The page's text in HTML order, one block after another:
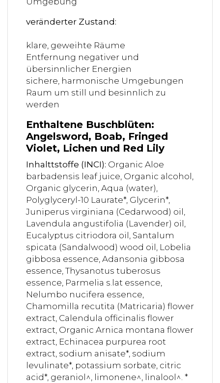
veränderter Zustand:
klare, geweihte Räume
Entfernung negativer und
übersinnlicher Energien
sichere, harmonische Umgebungen
Raum um still und besinnlich zu
werden
Enthaltene Buschblüten:
Angelsword, Boab, Fringed
Violet, Lichen und Red Lily
Inhalttstoffe (INCI): Organic Aloe
barbadensis leaf juice, Organic alcohol,
Organic glycerin, Aqua (water),
Polyglyceryl-10 Laurate*, Glycerin*,
Juniperus virginiana (Cedarwood) oil,
Lavendula angustifolia (Lavender) oil,
Eucalyptus citriodora oil, Santalum
spicata (Sandalwood) wood oil, Lobelia
gibbosa essence, Adansonia gibbosa
essence, Thysanotus tuberosus
essence, Parmelia s.lat essence,
Nelumbo nucifera essence,
Chamomilla recutita (Matricaria) flower
extract, Calendula officinalis flower
extract, Organic Arnica montana flower
extract, Echinacea purpurea root
extract, sodium anisate*, sodium
levulinate*, potassium sorbate, citric
acid*, geraniol^, limonene^, linalool^. *